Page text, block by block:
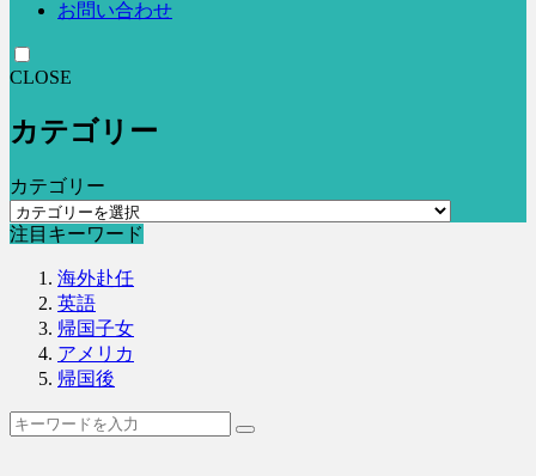
お問い合わせ
CLOSE
カテゴリー
カテゴリー
注目キーワード
海外赴任
英語
帰国子女
アメリカ
帰国後